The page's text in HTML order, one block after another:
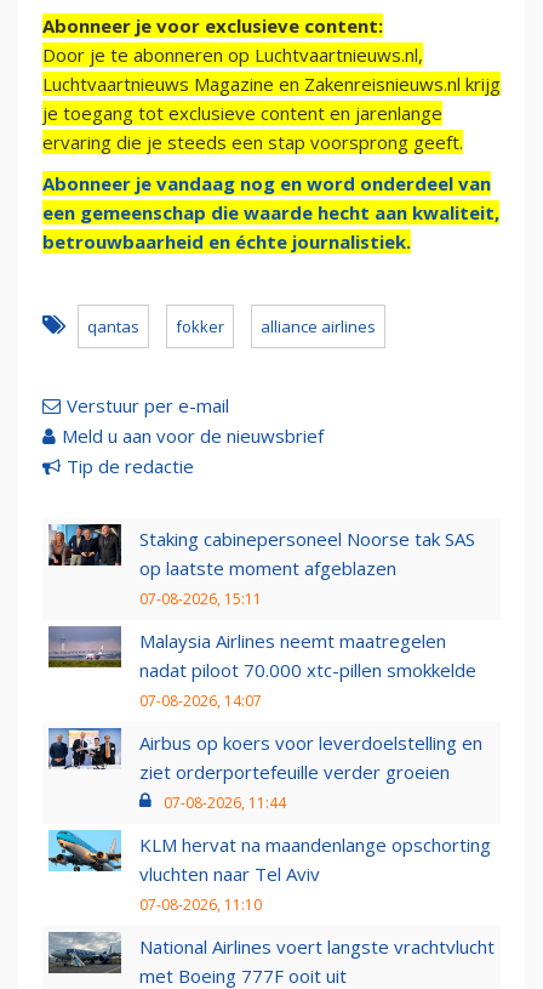
Abonneer je voor exclusieve content:
Door je te abonneren op Luchtvaartnieuws.nl,
Luchtvaartnieuws Magazine en Zakenreisnieuws.nl krijg
je toegang tot exclusieve content en jarenlange
ervaring die je steeds een stap voorsprong geeft.
Abonneer je vandaag nog en word onderdeel van
een gemeenschap die waarde hecht aan kwaliteit,
betrouwbaarheid en échte journalistiek.
qantas fokker alliance airlines
Verstuur per e-mail
Meld u aan voor de nieuwsbrief
Tip de redactie
Staking cabinepersoneel Noorse tak SAS
op laatste moment afgeblazen
07-08-2026, 15:11
Malaysia Airlines neemt maatregelen
nadat piloot 70.000 xtc-pillen smokkelde
07-08-2026, 14:07
Airbus op koers voor leverdoelstelling en
ziet orderportefeuille verder groeien
07-08-2026, 11:44
KLM hervat na maandenlange opschorting
vluchten naar Tel Aviv
07-08-2026, 11:10
National Airlines voert langste vrachtvlucht
met Boeing 777F ooit uit